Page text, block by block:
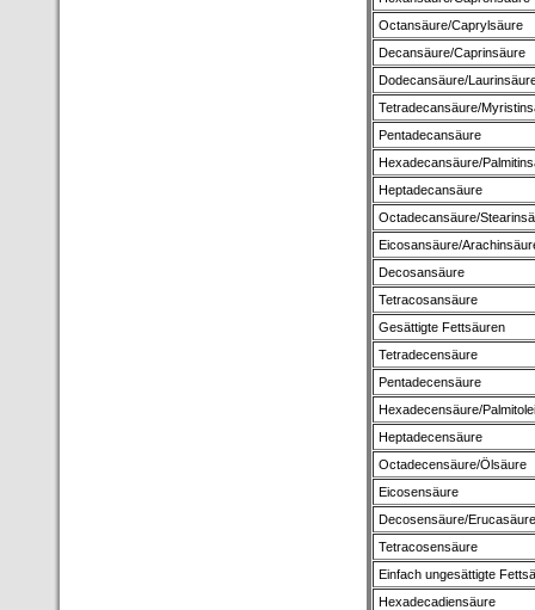
Octansäure/Caprylsäure
Decansäure/Caprinsäure
Dodecansäure/
Tetradecansäure/
Pentadecansäure
Hexadecansäure/
Heptadecansäure
Octadecansäure/
Eicosansäure/
Decosansäure
Tetracosansäure
Gesättigte Fettsäuren
Tetradecensäure
Pentadecensäure
Hexadecensäure/
Heptadecensäure
Octadecensäure/Ölsäure
Eicosensäure
Decosensäure/Erucasäure
Tetracosensäure
Einfach ungesättigte
Hexadecadiensäure